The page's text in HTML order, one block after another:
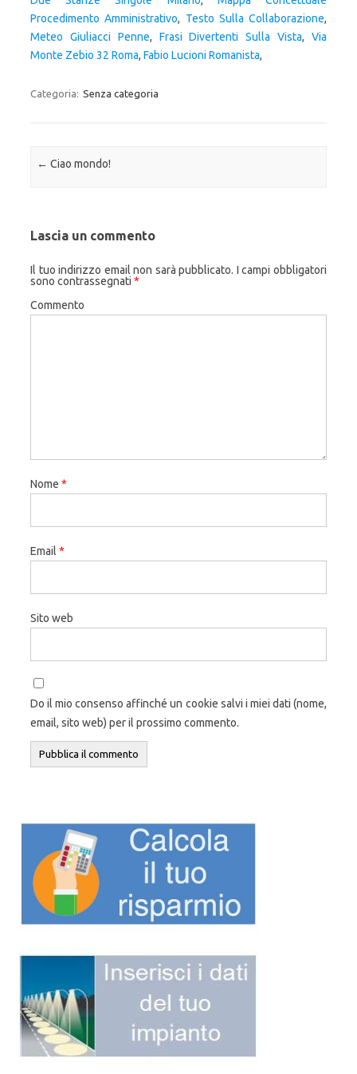
Procedimento Amministrativo, Testo Sulla Collaborazione,
Meteo Giuliacci Penne, Frasi Divertenti Sulla Vista,Via
Monte Zebio 32 Roma, Fabio Lucioni Romanista,
Categoria: Senza categoria
Navigazione articolo
← Ciao mondo!
Lascia un commento
Il tuo indirizzo email non sarà pubblicato. I campi obbligatori
sono contrassegnati *
Commento
Nome *
Email *
Sito web
Do il mio consenso affinché un cookie salvi i miei dati (nome,
email, sito web) per il prossimo commento.